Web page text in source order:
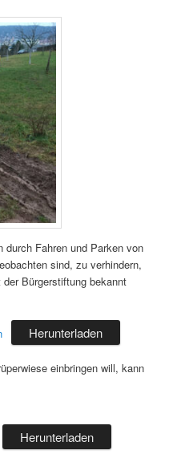
durch Fahren und Parken von
sind, zu verhindern,
Bürgerstiftung bekannt
Herunterladen
einbringen will, kann
Herunterladen